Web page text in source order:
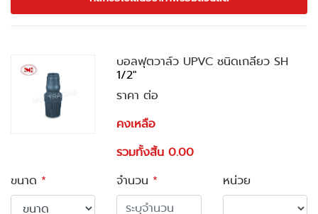
บอลฟุตวาล์ว UPVC ชนิดเกลียว SH
1/2"
ราคา ต่อ
คงเหลือ
รวมทั้งสิ้น 0.00
ขนาด * จำนวน * หน่วย